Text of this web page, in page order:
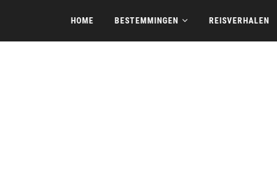
HOME BESTEMMINGEN REISVERHALEN